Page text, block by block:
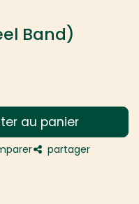
Band)
au panier
partager